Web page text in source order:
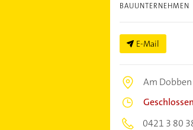
BAUUNTERNEHMEN
E-Mail
Am
Geschlossen
0421 3 80